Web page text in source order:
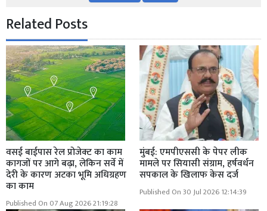
Related Posts
वसई बाईपास रेल प्रोजेक्ट का काम
कागजों पर आगे बढ़ा, लेकिन सर्वे में
देरी के कारण अटका भूमि अधिग्रहण
का काम
Published On 07 Aug 2026 21:19:28
मुंबई: एमपीएससी के पेपर लीक
मामले पर सियासी संग्राम, हर्षवर्धन
सपकाल के खिलाफ केस दर्ज
Published On 30 Jul 2026 12:14:39